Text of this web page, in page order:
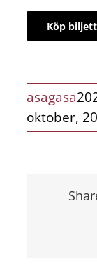
Köp biljett
asagasa
oktober,